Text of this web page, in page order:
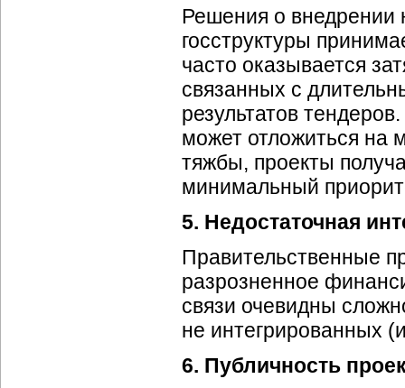
Решения о внедрении
госструктуры
часто оказывается
связанных с
результатов
может отложиться на
тяжбы, проекты
минимальный
5. Недостаточная
Правительственные
разрозненное
связи очевидны
не интегрированных
6. Публичность